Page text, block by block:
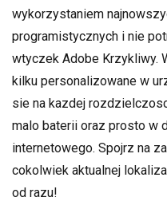
wykorzystaniem
programistycznych i nie
wtyczek Adobe Krzykliwy.
kilku personalizowane w
sie na kazdej
malo baterii oraz prosto w
internetowego. Spojrz na
cokolwiek aktualnej
od razu!